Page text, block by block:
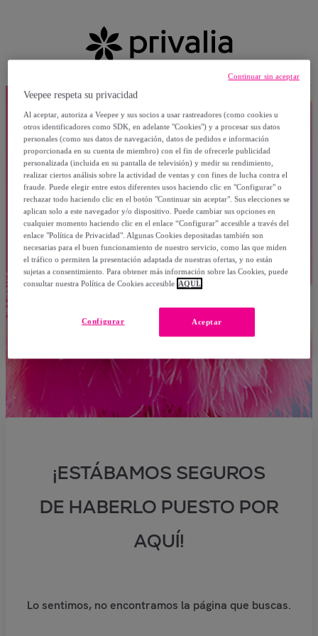
¡ESTÁBAMOS SEGUROS
DE HABERLO PUESTO POR
AQUÍ!
Lo sentimos, no encontramos la página que buscas.
Veepee respeta su privacidad
Al aceptar, autoriza a Veepee y sus socios a usar rastreadores (como cookies u
otros identificadores como SDK, en adelante "Cookies") y a procesar sus datos
personales (como sus datos de navegación, datos de pedidos e información
proporcionada en su cuenta de miembro) con el fin de ofrecerle publicidad
personalizada (incluida en su pantalla de televisión) y medir su rendimiento,
realizar ciertos análisis sobre la actividad de ventas y con fines de lucha contra el
fraude. Puede elegir entre estos diferentes usos haciendo clic en "Configurar" o
rechazar todo haciendo clic en el botón "Continuar sin aceptar". Sus elecciones se
aplican solo a este navegador y/o dispositivo. Puede cambiar sus opciones en
cualquier momento haciendo clic en el enlace “Configurar” accesible a través del
enlace "Política de Privacidad". Algunas Cookies depositadas también son
necesarias para el buen funcionamiento de nuestro servicio, como las que miden
el tráfico o permiten la presentación adaptada de nuestras ofertas, y no están
sujetas a consentimiento. Para obtener más información sobre las Cookies, puede
consultar nuestra Política de Cookies accesible AQUÍ.
Aceptar
Configurar
Continuar sin aceptar